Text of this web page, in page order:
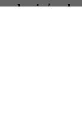
dopiąć